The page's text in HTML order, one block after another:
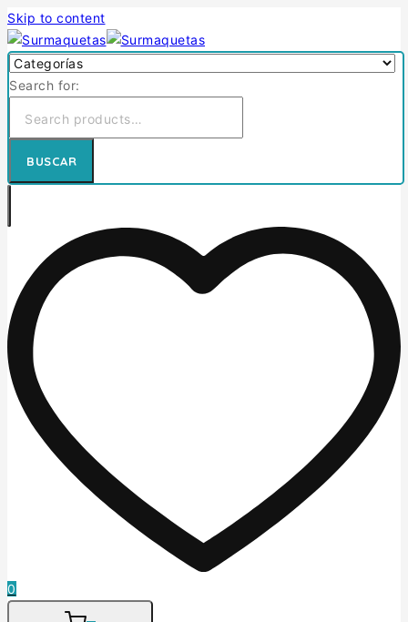
Skip to content
Search for:
BUSCAR
0